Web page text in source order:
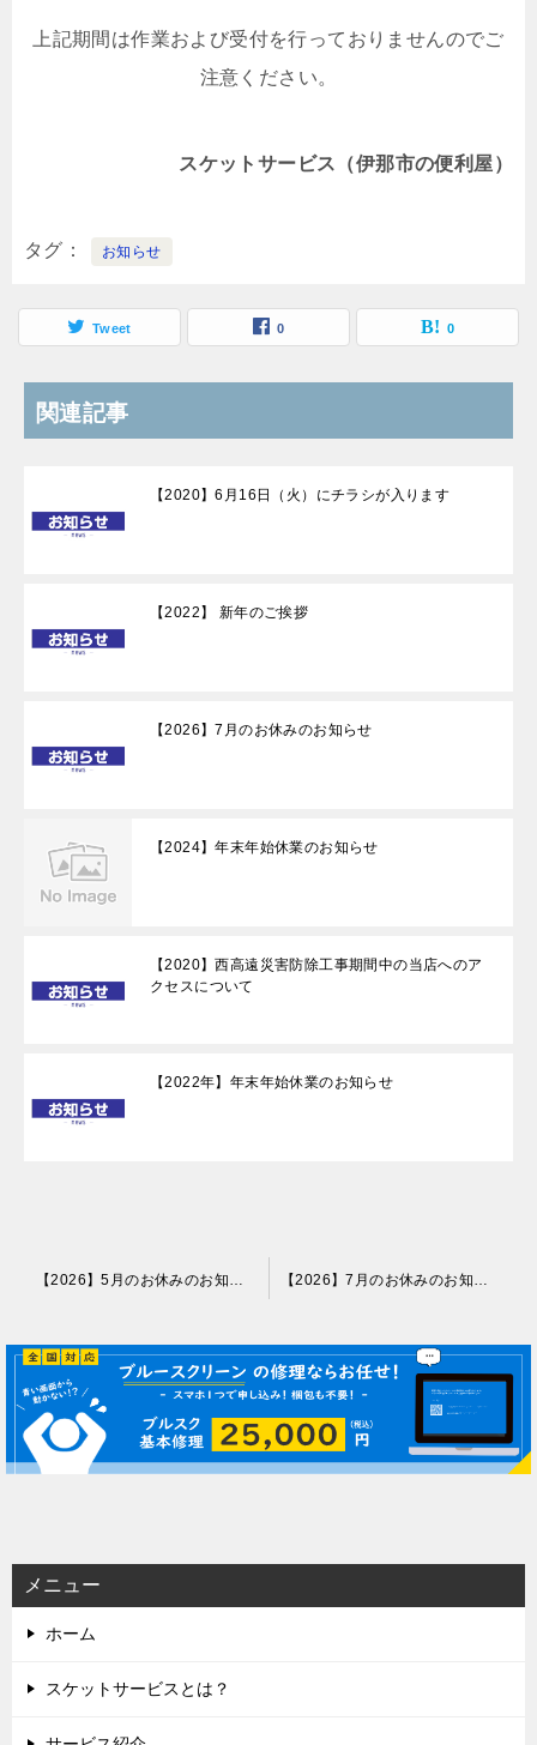
上記期間は作業および受付を行っておりませんのでご
注意ください。
スケットサービス（伊那市の便利屋）
タグ お知らせ
Tweet 0 0
関連記事
【2020】6月16日（火）にチラシが入ります
【2022】 新年のご挨拶
【2026】7月のお休みのお知らせ
【2024】年末年始休業のお知らせ
【2020】西高遠災害防除工事期間中の当店へのア
クセスについて
【2022年】年末年始休業のお知らせ
ナ
ビ
ゲ
ー
ン
【2026】5月のお休みのお知らせ 【2026】7月のお休みのお知らせ
メニュー
ホーム
スケットサービスとは？